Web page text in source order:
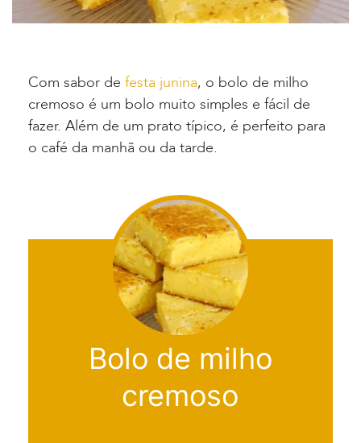
Com sabor de festa junina, o bolo de milho
cremoso é um bolo muito simples e fácil de
fazer. Além de um prato típico, é perfeito para
o café da manhã ou da tarde.
Bolo de milho
cremoso